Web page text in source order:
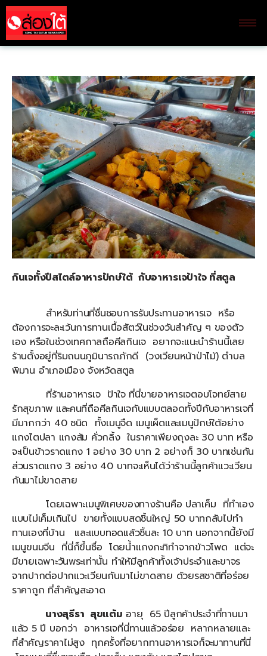
กินเจทั้งปีสไตล์อาหารปักษ์ใต้ กับอาหารเจป้าใจ ที่สตูล
สำหรับท่านที่ชื่นชอบการรับประทานอาหารเจ หรือ
ต้องการจะละเว้นการทานเนื้อสัตว์ในช่วงวันสำคัญ ๆ ของตัว
เอง หรือในช่วงเทศกาลถือศีลกินเจ อยากจะแนะนำร้านนี้เลย
ร้านตั้งอยู่ที่ริมถนนภูมินารถภักดี (วงเวียนหน้าป่าไม้) ตำบล
พิมาน อำเภอเมือง จังหวัดสตูล
ที่ร้านอาหารเจ ป้าใจ ที่นี่ขายอาหารเจตอบโจทย์สาย
รักสุขภาพ และคนที่ถือศีลกินเจกับแบบตลอดทั้งปีกับอาหารเจที่
มีมากกว่า 40 ชนิด ทั้งเมนูจืด เมนูเผ็ดและเมนูปักษ์ใต้อย่าง
แกงไตปลา แกงส้ม คั่วกลิ้ง ในราคาเพียงถุงละ 30 บาท หรือ
จะเป็นข้าวราดแกง 1 อย่าง 30 บาท 2 อย่างก็ 30 บาทเช่นกัน
ส่วนราดแกง 3 อย่าง 40 บาทจะเห็นได้ว่าร้านนี้ลูกค้าแวะเวียน
กันมาไม่ขาดสาย
โดยเฉพาะเมนูพิเศษของทางร้านคือ ปลาเค็ม ที่ทำเอง
แบบไม่เค็มเกินไป ขายทั้งแบบสดชิ้นใหญ่ 50 บาทกลับไปทำ
ทานเองที่บ้าน และแบบทอดแล้วชิ้นละ 10 บาท นอกจากนี้ยังมี
เมนูขนมจีน ที่นี่ก็ขึ้นชื่อ โดยน้ำแกงกะทิทำจากข้าวโพด แต่จะ
มีขายเฉพาะวันพระเท่านั้น ทำให้มีลูกค้าทั้งเจ้าประจำและขาจร
จากปากต่อปากแวะเวียนกันมาไม่ขาดสาย ด้วยรสชาติที่อร่อย
ราคาถูก ที่สำคัญสะอาด
นางสุธีรา สุขแต้ม อายุ 65 ปีลูกค้าประจำที่ทานมา
แล้ว 5 ปี บอกว่า อาหารเจที่นี่ทานแล้วอร่อย หลากหลายและ
ที่สำคัญราคาไม่สูง ทุกครั้งที่อยากทานอาหารเจก็จะมาทานที่นี่